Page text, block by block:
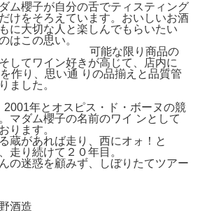
ム櫻子が自分の舌でティスティング
けをそろえています。おいしいお酒
に大切な人と楽しんでもらいたい
はこの思い。
可能な限り商品の
してワイン好きが高じて、店内に
作り、思い通 りの品揃えと品質管
ました。
年とオスピス・ド・ボーヌの競
マダム櫻子の名前のワイ ンとして
ります。
蔵があれば走り、西にオォ！と
走り続けて２０年目。
の迷惑を顧みず、しぼりたてツアー